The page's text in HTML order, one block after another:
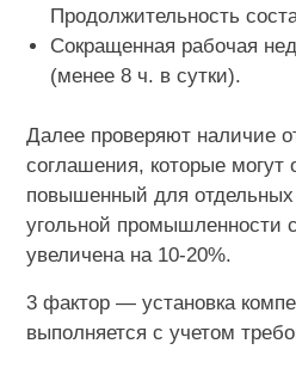
Продолжительность
Сокращенная рабочая
(менее 8 ч. в сутки).
Далее проверяют наличие
соглашения, которые могут
повышенный для
угольной промышленности
увеличена на 10-20%.
3 фактор — установка
выполняется с учетом